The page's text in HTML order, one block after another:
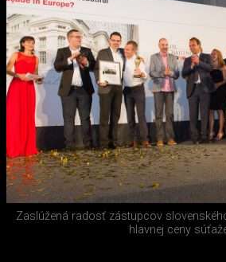
Zaslúžená radosť zástupcov
hlavnej ceny